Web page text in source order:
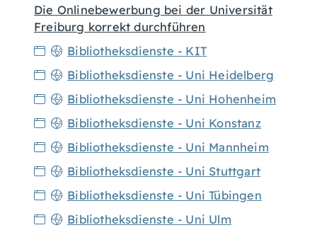
Die Onlinebewerbung bei der Universität
Freiburg korrekt durchführen
Bibliotheksdienste - KIT
Bibliotheksdienste - Uni Heidelberg
Bibliotheksdienste - Uni Hohenheim
Bibliotheksdienste - Uni Konstanz
Bibliotheksdienste - Uni Mannheim
Bibliotheksdienste - Uni Stuttgart
Bibliotheksdienste - Uni Tübingen
Bibliotheksdienste - Uni Ulm